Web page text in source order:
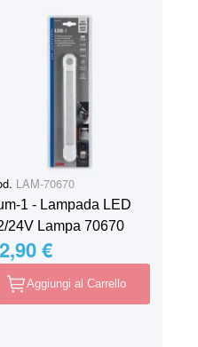
LAM-70670
1 - Lampada LED
24V Lampa 70670
€
Aggiungi al Carrello